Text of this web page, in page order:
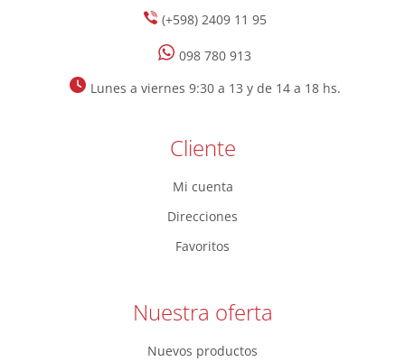
(+598) 2409 11 95
098 780 913
Lunes a viernes 9:30 a 13 y de 14 a 18 hs.
Cliente
Mi cuenta
Direcciones
Favoritos
Nuestra oferta
Nuevos productos